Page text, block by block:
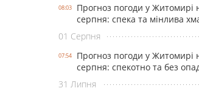
08:03
Прогноз погоди у Житомирі
серпня: спека та мінлива
01 Серпня
07:54
Прогноз погоди у Житомирі
серпня: спекотно та без
31 Липня